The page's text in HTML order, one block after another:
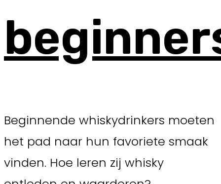
Beginnende whiskydrinkers moeten
het pad naar hun favoriete smaak
vinden. Hoe leren zij whisky